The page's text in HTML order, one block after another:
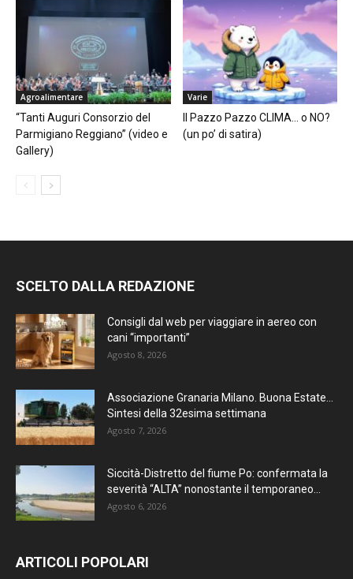
Agroalimentare
“Tanti Auguri Consorzio del
Parmigiano Reggiano” (video e
Gallery)
Varie
Il Pazzo Pazzo CLIMA… o NO?
(un po’ di satira)
SCELTO DALLA REDAZIONE
Consigli dal web per viaggiare in aereo con
cani “importanti”
Agosto 8, 2026
Associazione Granaria Milano. Buona Estate…
Sintesi della 32esima settimana
Agosto 7, 2026
Siccità-Distretto del fiume Po: confermata la
severità “ALTA” nonostante il temporaneo...
Agosto 6, 2026
ARTICOLI POPOLARI